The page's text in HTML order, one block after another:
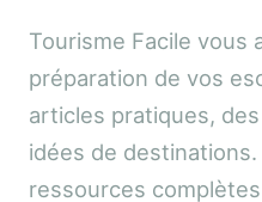
Tourisme Facile vous
préparation de vos
articles pratiques,
idées de
ressources